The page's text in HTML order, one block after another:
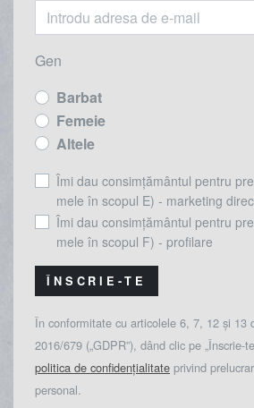
Gen
Barbat
Femeie
Altele
Îmi dau consimțământul pentru
mele în scopul E) - marketing
Îmi dau consimțământul pentru
mele în scopul F) - profilare
ÎNSCRIE-TE
În conformitate cu articolele 6, 7, 12 și 13
2016/679 („GDPR”), dând clic pe „Înscrie-
politica de confidențialitate privind
personal.